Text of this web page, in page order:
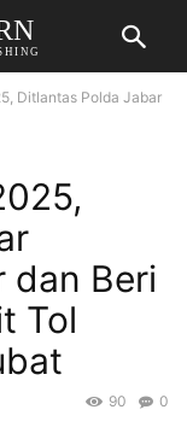
Ditlantas Polda Jabar
dan Beri
Tol
0
90